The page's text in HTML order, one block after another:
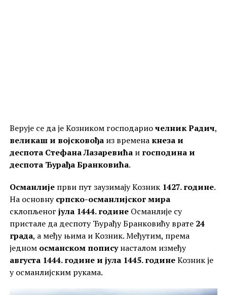
Верује се да је Козником господариочелник Радич,
великаш и војсковођаиз времена кнеза и
деспота Стефана Лазаревићаи господина и
деспота Ђурађа Бранковића.
Османлијепрви пут заузимају Козник 1427. године.
На основнусрпско-османлијског мира
склопљеног јула 1444. годинеОсманлије су
пристале да деспоту Ђурађу Бранковићу врате 24
града, а међу њима и Козник. Међутим, према
једном османском пописунасталом између
августа 1444. године и јула 1445. годинеКозник је
у османлијским рукама.